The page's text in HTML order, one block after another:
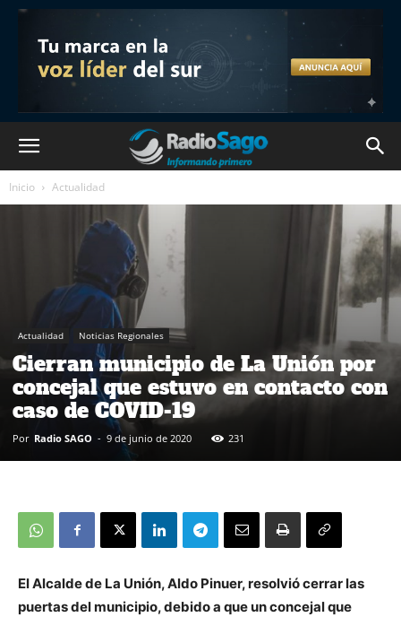
Inicio Actualidad
Actualidad Noticias Regionales
Cierran municipio de La Unión por
concejal que estuvo en contacto con
caso de COVID-19
Por Radio SAGO - 9 de junio de 2020 231
El Alcalde de La Unión, Aldo Pinuer, resolvió cerrar las
puertas del municipio, debido a que un concejal que